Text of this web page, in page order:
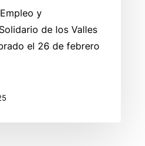
y
de los Valles
el 26 de febrero